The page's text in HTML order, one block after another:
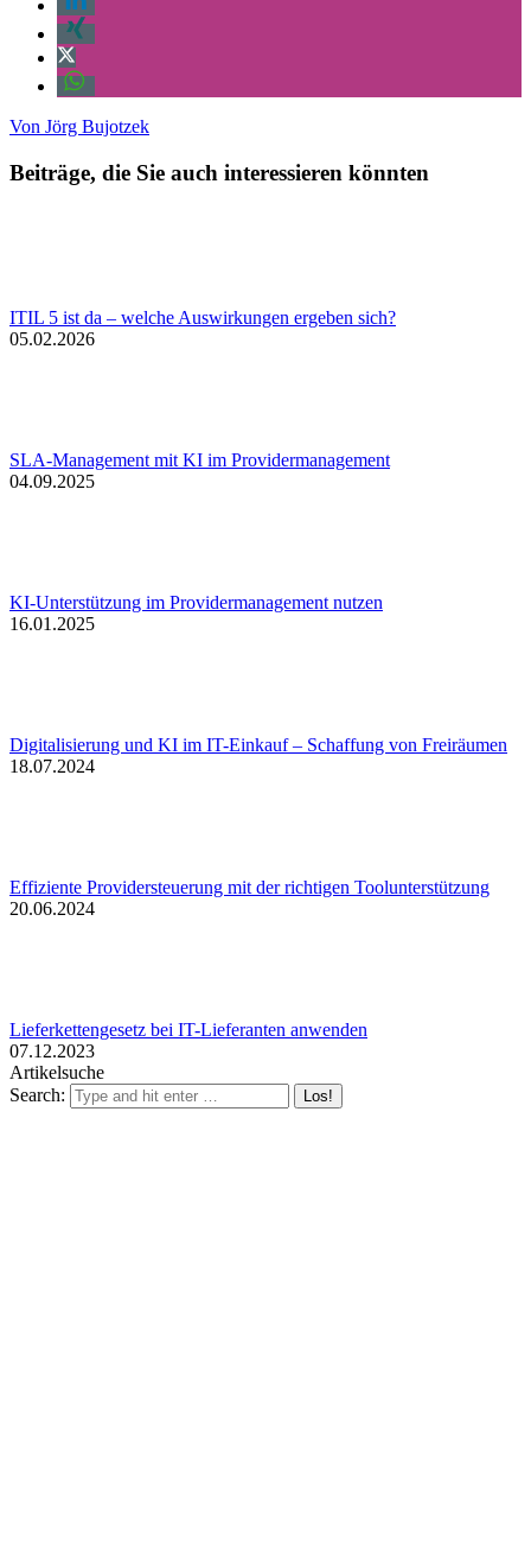
Von Jörg Bujotzek
Beiträge, die Sie auch interessieren könnten
ITIL 5 ist da – welche Auswirkungen ergeben sich?
05.02.2026
SLA-Management mit KI im Providermanagement
04.09.2025
KI-Unterstützung im Providermanagement nutzen
16.01.2025
Digitalisierung und KI im IT-Einkauf – Schaffung von Freiräumen
18.07.2024
Effiziente Providersteuerung mit der richtigen Toolunterstützung
20.06.2024
Lieferkettengesetz bei IT-Lieferanten anwenden
07.12.2023
Artikelsuche
Search: